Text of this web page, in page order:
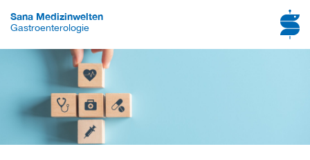
Sana Medizinwelten
Gastroenterologie